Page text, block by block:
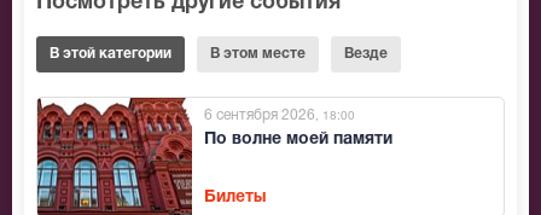
В этой категории В этом месте Везде
По волне моей памяти
6 сентября 2026 , 18:00
Билеты